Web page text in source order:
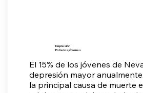
Depresión
Entre los jóvenes
El 15% de los jóvenes de
depresión mayor
la principal causa de muerte